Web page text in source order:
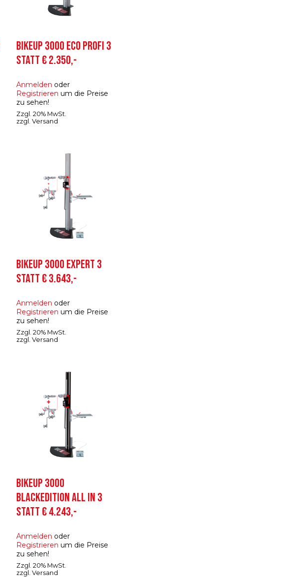
BIKEUP 3000 ECO PROFI 3
STATT € 2.350,-
Anmelden oder
Registrieren um die Preise
zu sehen!
Zzgl. 20% MwSt.
zzgl.Versand
BIKEUP 3000 EXPERT 3
STATT € 3.643,-
Anmelden oder
Registrieren um die Preise
zu sehen!
Zzgl. 20% MwSt.
zzgl.Versand
BIKEUP 3000
BLACKEDITION ALL IN 3
STATT € 4.243,-
Anmelden oder
Registrieren um die Preise
zu sehen!
Zzgl. 20% MwSt.
zzgl.Versand